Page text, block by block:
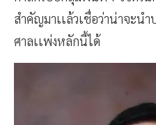
สำคัญมาเเล้วเชื่อว่าน่าจะน
ศาลเเพ่งหลักนี้ได้